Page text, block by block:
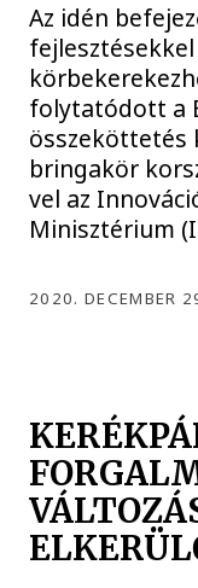
Az idén
folytatódott a
összeköttetés
bringakör
vel az
Minisztérium
2020. DECEMBER